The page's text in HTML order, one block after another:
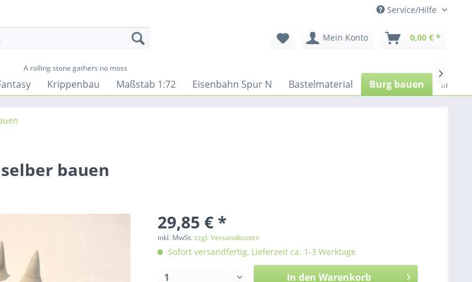
Service/Hilfe
Mein Konto 0,00 € *
A rolling stone gathers no moss
Krippenbau Maßstab 1:72 Eisenbahn Spur N Bastelmaterial Burg bauen

bauen
29,85 € *
inkl. MwSt.zzgl. Versandkosten
Sofort versandfertig, Lieferzeit ca. 1-3 Werktage
In den Warenkorb